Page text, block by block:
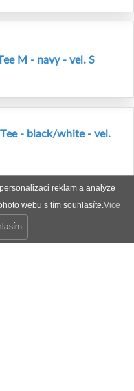
reklam a analýze
webu s tím souhlasíte.Vice
M - navy - vel. S
- black/white - vel.